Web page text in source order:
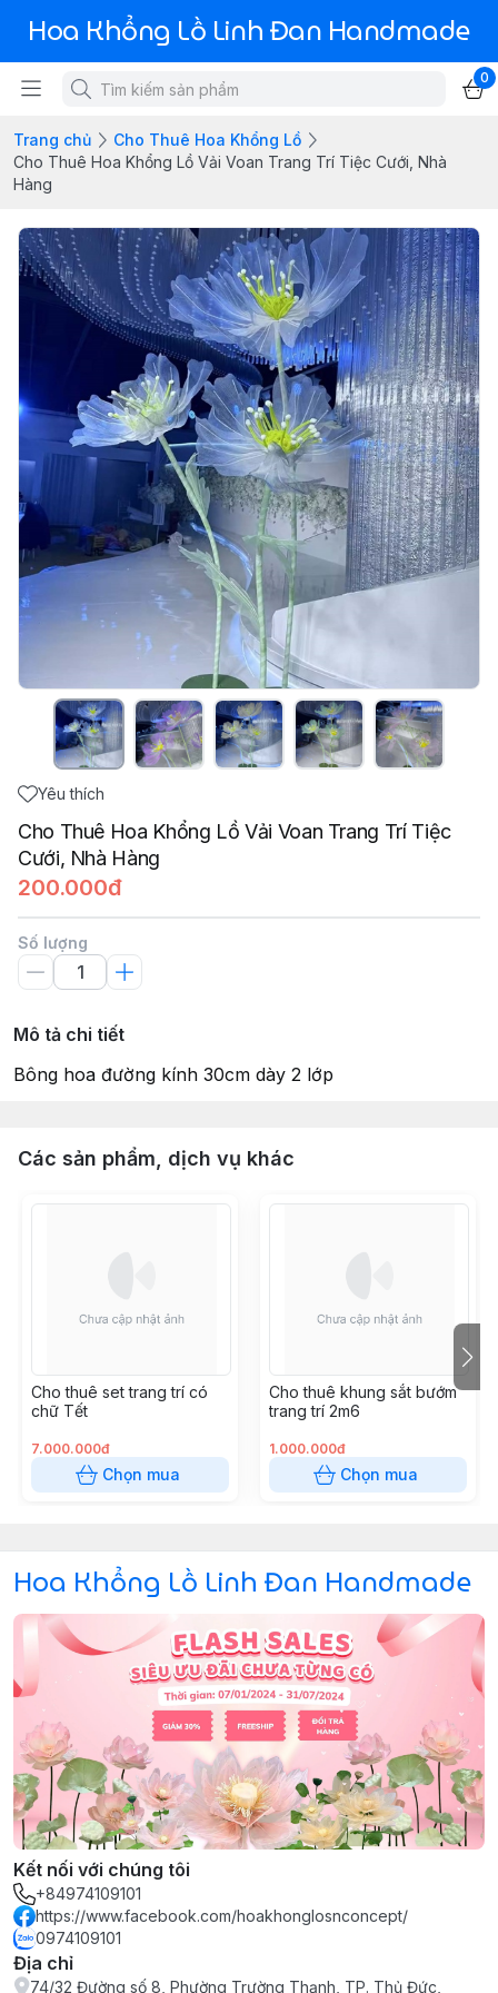
Hoa Khổng Lồ Linh Đan Handmade
0
Trang chủ
Cho Thuê Hoa Khổng Lồ
Cho Thuê Hoa Khổng Lồ Vải Voan Trang Trí Tiệc Cưới, Nhà
Hàng
Yêu thích
Cho Thuê Hoa Khổng Lồ Vải Voan Trang Trí Tiệc
Cưới, Nhà Hàng
200.000đ
Số lượng
Mô tả chi tiết
Bông hoa đường kính 30cm dày 2 lớp
Các sản phẩm, dịch vụ khác
Cho thuê set trang trí có
chữ Tết
7.000.000đ
Chọn mua
Cho thuê khung sắt bướm
trang trí 2m6
1.000.000đ
Chọn mua
Hoa Khổng Lồ Linh Đan Handmade
Kết nối với chúng tôi
+84974109101
https://www.facebook.com/hoakhonglosnconcept/
0974109101
Địa chỉ
74/32 Đường số 8, Phường Trường Thạnh, TP. Thủ Đức,